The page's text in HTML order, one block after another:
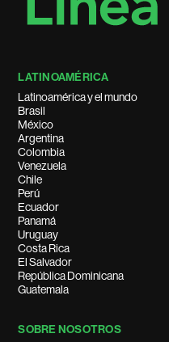
LATINOAMÉRICA
Latinoamérica y el mundo
Brasil
México
Argentina
Colombia
Venezuela
Chile
Perú
Ecuador
Panamá
Uruguay
Costa Rica
El Salvador
República Dominicana
Guatemala
SOBRE NOSOTROS